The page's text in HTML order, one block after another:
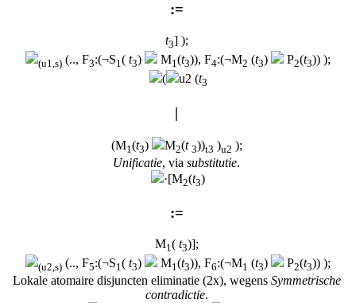
:=
t3] );
(u1,s) (.., F3:(¬S1( t3) M1(t3)), F4:(¬M2 (t3) P2(t3)) );
(
u2 (t3
|
(M1(t3) M2(t 3))t3 )u2 );
Unificatie, via substitutie.
·[M2(t3)
:=
M1(t3)];
(u2,s) (.., F5:(¬S1( t3) M1(t3)), F6:(¬M1 (t3) P2(t3)) );
Lokale atomaire disjuncten eliminatie (2x), wegens Symmetrische
contradictie.